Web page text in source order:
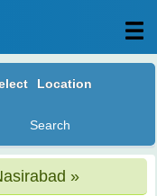
Location
»